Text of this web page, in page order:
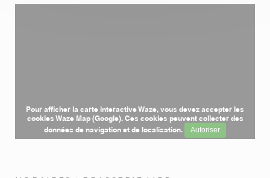
Pour afficher la carte interactive Waze, vous devez accepter les
cookies Waze Map (Google). Ces cookies peuvent collecter des
données de navigation et de localisation.
Autoriser